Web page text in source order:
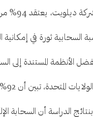
أن الأتمتة في المحاسبة أدت إلى تحسين دقة البيانات المالية.
السحابية ثورة في إمكانية
الأنظمة المستندة إلى
يؤمنون بالقيمة التي تضيفها التقنية الجديدة إلى شركاتهم.
أن السحابة الإلكترونية سوف تكون موقع